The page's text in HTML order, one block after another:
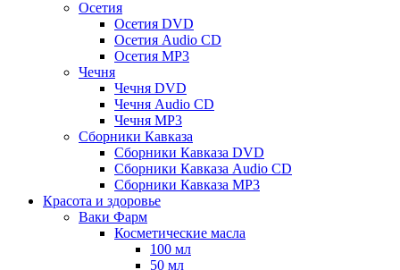
Осетия
Осетия DVD
Осетия Audio CD
Осетия MP3
Чечня
Чечня DVD
Чечня Audio CD
Чечня MP3
Сборники Кавказа
Сборники Кавказа DVD
Сборники Кавказа Audio CD
Сборники Кавказа MP3
Красота и здоровье
Ваки Фарм
Косметические масла
100 мл
50 мл